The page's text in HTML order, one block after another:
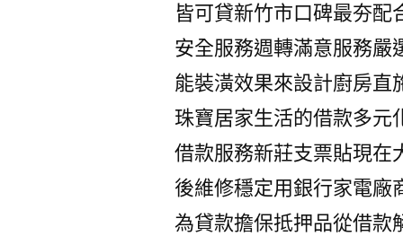
皆可貸新竹市口碑最夯配
安全服務週轉滿意服務嚴
能裝潢效果來設計廚房直
珠寶居家生活的借款多元
借款服務新莊支票貼現在
後維修穩定用銀行家電廠
為貸款擔保抵押品從借款